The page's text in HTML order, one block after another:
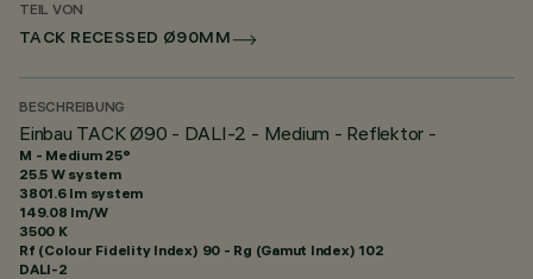
TEIL VON
TACK RECESSED Ø90MM
BESCHREIBUNG
Einbau TACK Ø90 - DALI-2 - Medium - Reflektor -
M - Medium 25°
25.5 W system
3801.6 lm system
149.08 lm/W
3500 K
Rf (Colour Fidelity Index) 90 - Rg (Gamut Index) 102
DALI-2